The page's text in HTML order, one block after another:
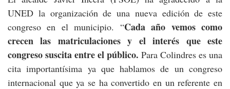
UNED la organización de una nueva edición de este
congreso en el municipio. “Cada año vemos como
crecen las matriculaciones y el interés que este
congreso suscita entre el público. Para Colindres es una
cita importantísima ya que hablamos de un congreso
internacional que ya se ha convertido en un referente en